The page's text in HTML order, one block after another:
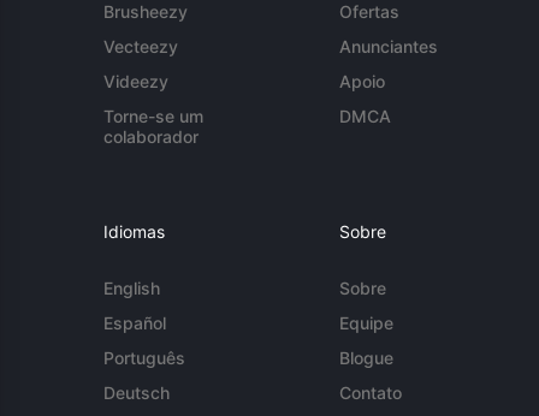
Brusheezy
Vecteezy
Videezy
Torne-se um
colaborador
Ofertas
Anunciantes
Apoio
DMCA
Idiomas
English
Español
Português
Deutsch
Sobre
Sobre
Equipe
Blogue
Contato